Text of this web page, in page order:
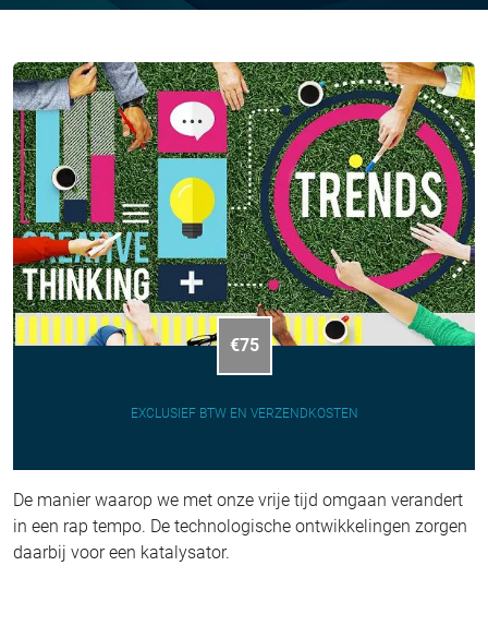
€75
EXCLUSIEF BTW EN VERZENDKOSTEN
De manier waarop we met onze vrije tijd omgaan verandert
in een rap tempo. De technologische ontwikkelingen zorgen
daarbij voor een katalysator.